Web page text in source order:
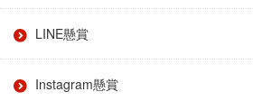
LINE懸賞
Instagram懸賞